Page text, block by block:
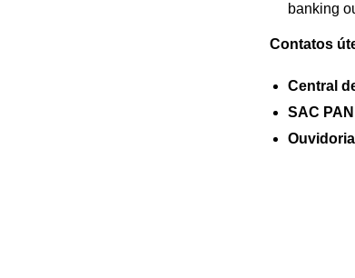
banking
Contatos
Central
SAC